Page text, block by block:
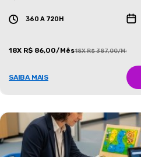
360 A 720H
18X R$ 86,00/Mês18X R$ 387,00/Mês
SAIBA MAIS